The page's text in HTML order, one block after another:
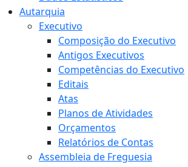
Autarquia
Executivo
Composição do Executivo
Antigos Executivos
Competências do Executivo
Editais
Atas
Planos de Atividades
Orçamentos
Relatórios de Contas
Assembleia de Freguesia